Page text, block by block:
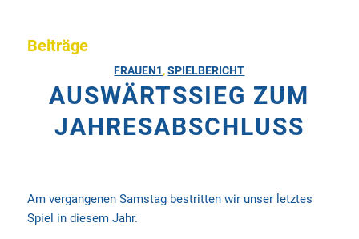
Beiträge
FRAUEN1,SPIELBERICHT
AUSWÄRTSSIEG ZUM
JAHRESABSCHLUSS
Am vergangenen Samstag bestritten wir unser letztes
Spiel in diesem Jahr.